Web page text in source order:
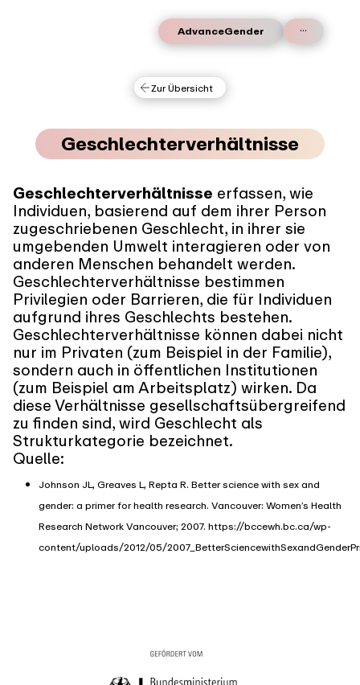
AdvanceGender ...
Geschlechterverhältnisse
Zur Übersicht
Geschlechterverhältnisse erfassen, wie
Individuen, basierend auf dem ihrer Person
zugeschriebenen Geschlecht, in ihrer sie
umgebenden Umwelt interagieren oder von
anderen Menschen behandelt werden.
Geschlechterverhältnisse bestimmen
Privilegien oder Barrieren, die für Individuen
aufgrund ihres Geschlechts bestehen.
Geschlechterverhältnisse können dabei nicht
nur im Privaten (zum Beispiel in der Familie),
sondern auch in öffentlichen Institutionen
(zum Beispiel am Arbeitsplatz) wirken. Da
diese Verhältnisse gesellschaftsübergreifend
zu finden sind, wird Geschlecht als
Strukturkategorie bezeichnet.
Quelle:
Johnson JL, Greaves L, Repta R. Better science with sex and
gender: a primer for health research. Vancouver: Women’s Health
Research Network Vancouver; 2007. https://bccewh.bc.ca/wp-
content/uploads/2012/05/